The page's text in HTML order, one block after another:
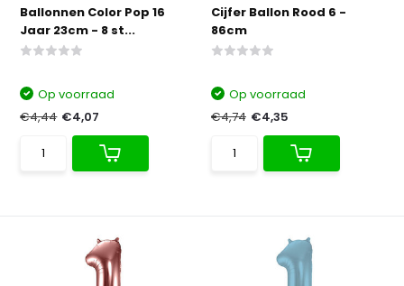
Ballonnen Color Pop 16
Jaar 23cm - 8 st...
Op voorraad
€4,44 €4,07
Cijfer Ballon Rood 6 -
86cm
Op voorraad
€4,74 €4,35